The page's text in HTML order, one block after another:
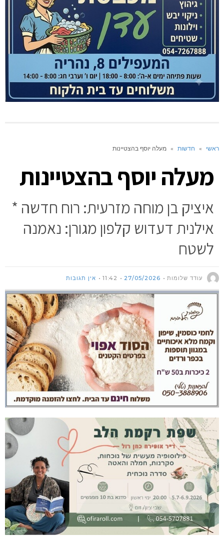
ראשי » חדשות » מעלה יוסף בהצטיינות
מעלה יוסף בהצטיינות
איציק בן מוחה מזרעית: רוח חדשה *
אילנית דעדוש קלפון מגורן: נאמנה
לשטח
עודד שלומות 27/05/2026
11:42 אין תגובות